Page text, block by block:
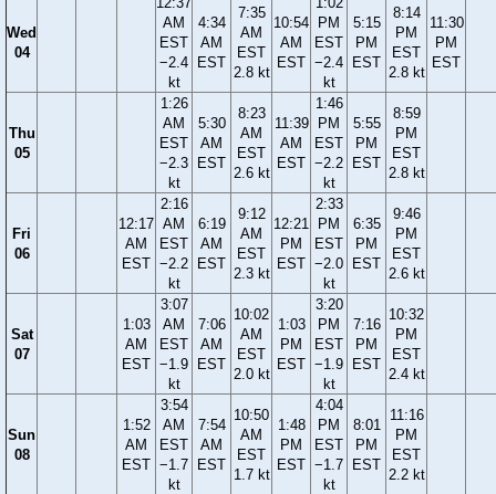
Wed
04
AM
EST
−2.4
kt
4:34
AM
EST
7:35
AM
EST
2.8 kt
10:54
AM
EST
PM
EST
−2.4
kt
5:15
PM
EST
8:14
PM
EST
2.8 kt
11:30
PM
EST
Thu
05
1:26
AM
EST
−2.3
kt
5:30
AM
EST
8:23
AM
EST
2.6 kt
11:39
AM
EST
1:46
PM
EST
−2.2
kt
5:55
PM
EST
8:59
PM
EST
2.8 kt
Fri
06
12:17
AM
EST
2:16
AM
EST
−2.2
kt
6:19
AM
EST
9:12
AM
EST
2.3 kt
12:21
PM
EST
2:33
PM
EST
−2.0
kt
6:35
PM
EST
9:46
PM
EST
2.6 kt
Sat
07
1:03
AM
EST
3:07
AM
EST
−1.9
kt
7:06
AM
EST
10:02
AM
EST
2.0 kt
1:03
PM
EST
3:20
PM
EST
−1.9
kt
7:16
PM
EST
10:32
PM
EST
2.4 kt
Sun
08
1:52
AM
EST
3:54
AM
EST
−1.7
kt
7:54
AM
EST
10:50
AM
EST
1.7 kt
1:48
PM
EST
4:04
PM
EST
−1.7
kt
8:01
PM
EST
11:16
PM
EST
2.2 kt